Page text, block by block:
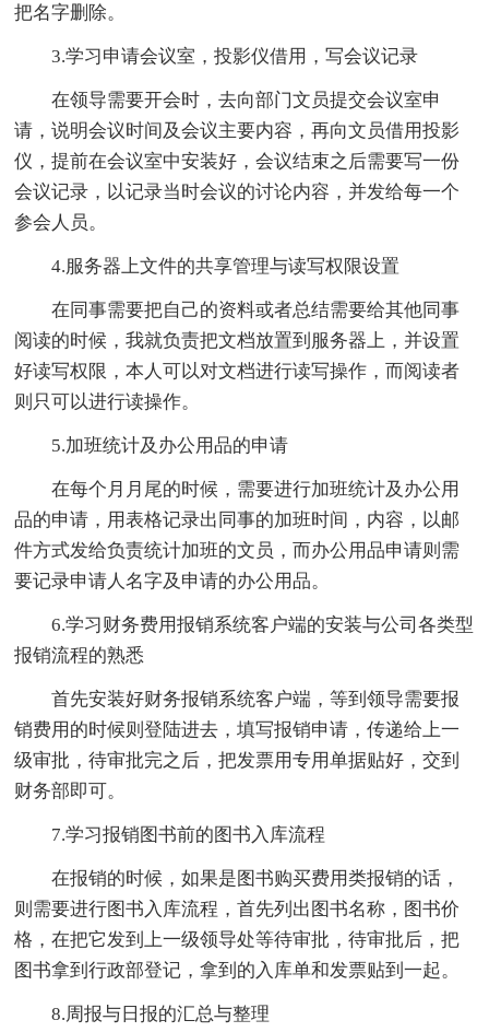
把名字删除。
3.学习申请会议室，投影仪借用，写会议记录
在领导需要开会时，去向部门文员提交会议室申
请，说明会议时间及会议主要内容，再向文员借用投影
仪，提前在会议室中安装好，会议结束之后需要写一份
会议记录，以记录当时会议的讨论内容，并发给每一个
参会人员。
4.服务器上文件的共享管理与读写权限设置
在同事需要把自己的资料或者总结需要给其他同事
阅读的时候，我就负责把文档放置到服务器上，并设置
好读写权限，本人可以对文档进行读写操作，而阅读者
则只可以进行读操作。
5.加班统计及办公用品的申请
在每个月月尾的时候，需要进行加班统计及办公用
品的申请，用表格记录出同事的加班时间，内容，以邮
件方式发给负责统计加班的文员，而办公用品申请则需
要记录申请人名字及申请的办公用品。
6.学习财务费用报销系统客户端的安装与公司各类型
报销流程的熟悉
首先安装好财务报销系统客户端，等到领导需要报
销费用的时候则登陆进去，填写报销申请，传递给上一
级审批，待审批完之后，把发票用专用单据贴好，交到
财务部即可。
7.学习报销图书前的图书入库流程
在报销的时候，如果是图书购买费用类报销的话，
则需要进行图书入库流程，首先列出图书名称，图书价
格，在把它发到上一级领导处等待审批，待审批后，把
图书拿到行政部登记，拿到的入库单和发票贴到一起。
8.周报与日报的汇总与整理